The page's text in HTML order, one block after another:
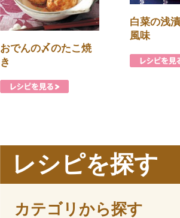
おでんの〆のたこ焼
き
白菜の浅
風味
レシピを探す
カテゴリから探す